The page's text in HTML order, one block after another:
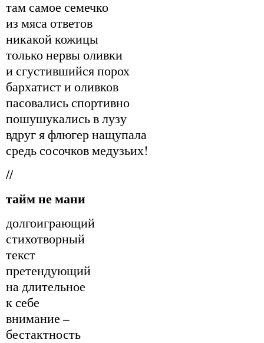
там самое семечко
из мяса ответов
никакой кожицы
только нервы оливки
и сгустившийся порох
бархатист и оливков
пасовались спортивно
пошушукались в лузу
вдруг я флюгер нащупала
средь сосочков медузьих!
//
тайм не мани
долгоиграющий
стихотворный
текст
претендующий
на длительное
к себе
внимание –
бестактность